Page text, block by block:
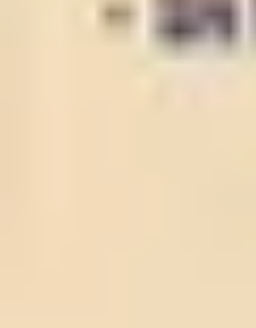
Poissons Frais
Achat et Sélection